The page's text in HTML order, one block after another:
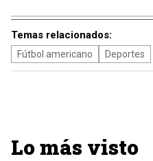
Temas relacionados:
Fútbol americano Deportes
Lo más visto